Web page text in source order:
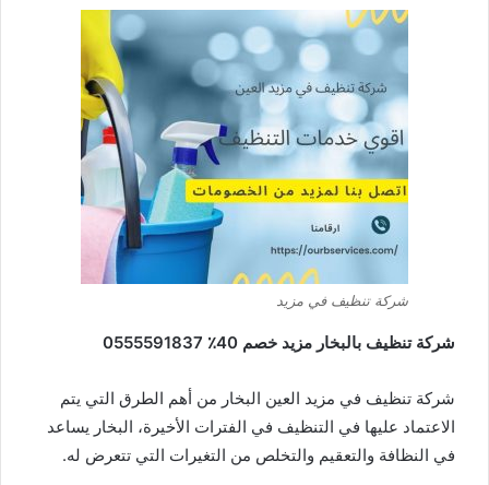
شركة تنظيف في مزيد
شركة تنظيف بالبخار مزيد خصم 40٪ 0555591837
شركة تنظيف في مزيد العين البخار من أهم الطرق التي يتم
الاعتماد عليها في التنظيف في الفترات الأخيرة، البخار يساعد
في النظافة والتعقيم والتخلص من التغيرات التي تتعرض له.